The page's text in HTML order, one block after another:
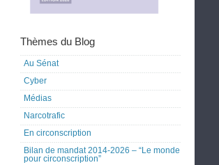
Thèmes du Blog
Au Sénat
Cyber
Médias
Narcotrafic
En circonscription
Bilan de mandat 2014-2026 – “Le monde
pour circonscription”